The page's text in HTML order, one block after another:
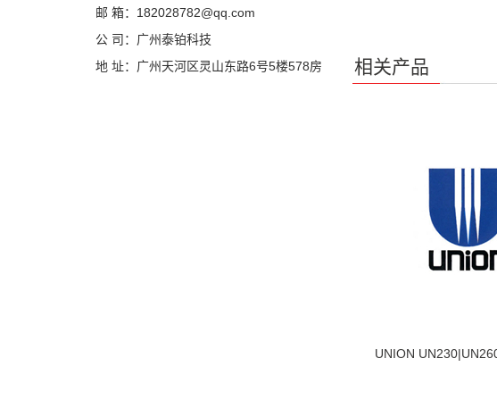
相关产品
UNION
邮 箱：182028782@qq.com
公 司：广州泰铂科技
地 址：广州天河区灵山东路6号5楼578房